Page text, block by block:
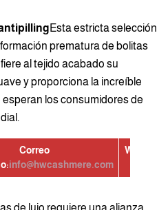
Esta estricta selección
prematura de bolitas
al tejido acabado su
y proporciona la increíble
los consumidores de
Correo
info@hwcashmere.com